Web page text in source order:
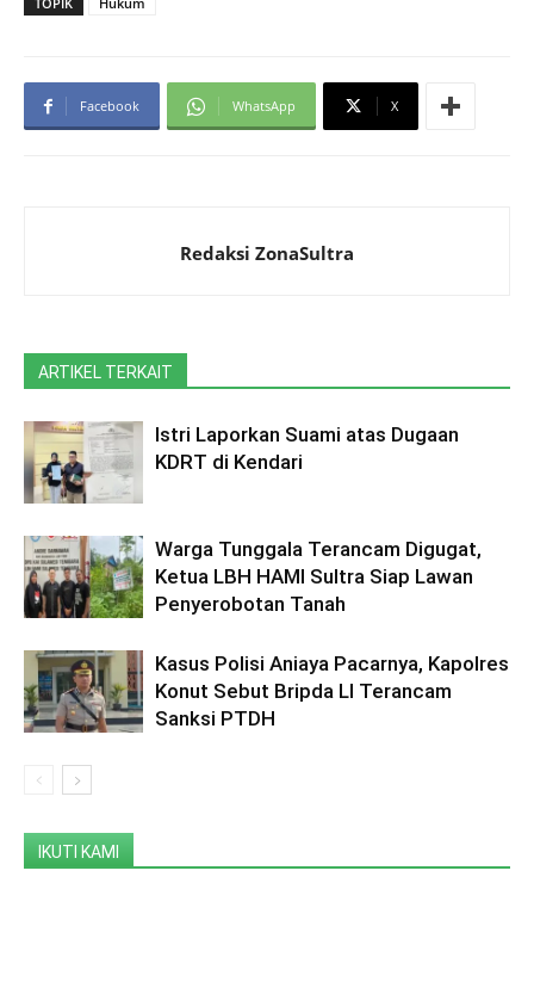
Facebook WhatsApp X
Redaksi ZonaSultra
ARTIKEL TERKAIT
Istri Laporkan Suami atas Dugaan
KDRT di Kendari
Warga Tunggala Terancam Digugat,
Ketua LBH HAMI Sultra Siap Lawan
Penyerobotan Tanah
Kasus Polisi Aniaya Pacarnya, Kapolres
Konut Sebut Bripda LI Terancam
Sanksi PTDH
IKUTI KAMI